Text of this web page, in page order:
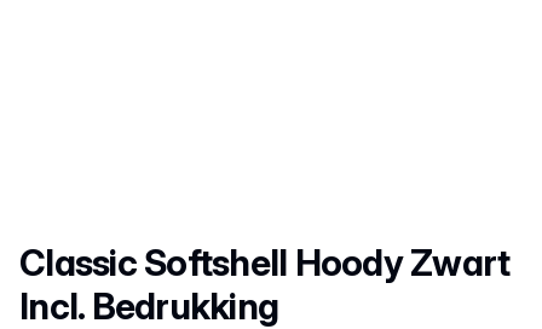
Productnaam
Classic Softshell Hoody Zwart
Incl. Bedrukking